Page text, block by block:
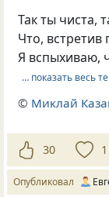
Так ты чиста,
Что, встретив
Я вспыхиваю,
… показать весь
© Миклай
30 1
Опубликовал